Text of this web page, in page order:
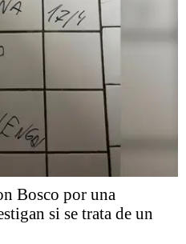
Bosco por una
si se trata de un